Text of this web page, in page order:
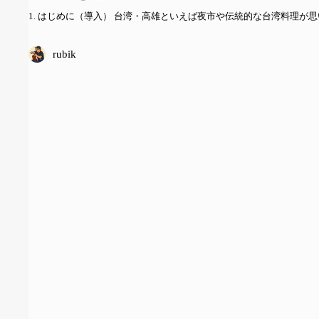
1. はじめに（導入） 台湾・高雄といえば夜市や伝統的な台湾料理が
rubik